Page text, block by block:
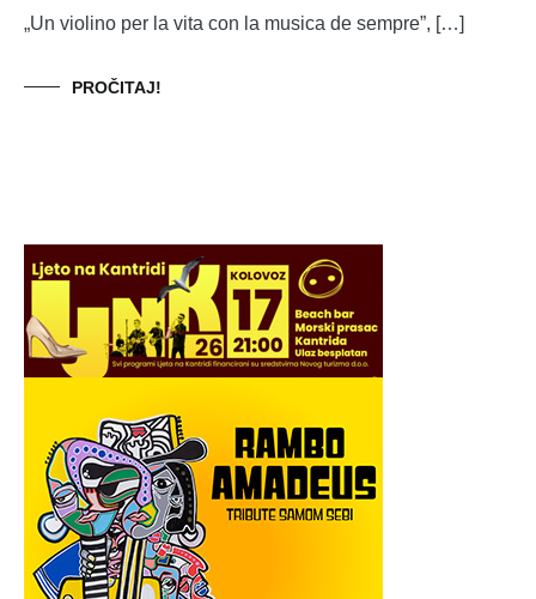
„Un violino per la vita con la musica de sempre”, […]
PROČITAJ!